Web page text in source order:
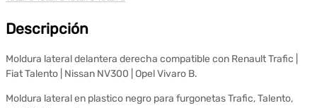
Descripción
Moldura lateral delantera derecha compatible con Renault Trafic |
Fiat Talento | Nissan NV300 | Opel Vivaro B.
Moldura lateral en plastico negro para furgonetas Trafic, Talento,